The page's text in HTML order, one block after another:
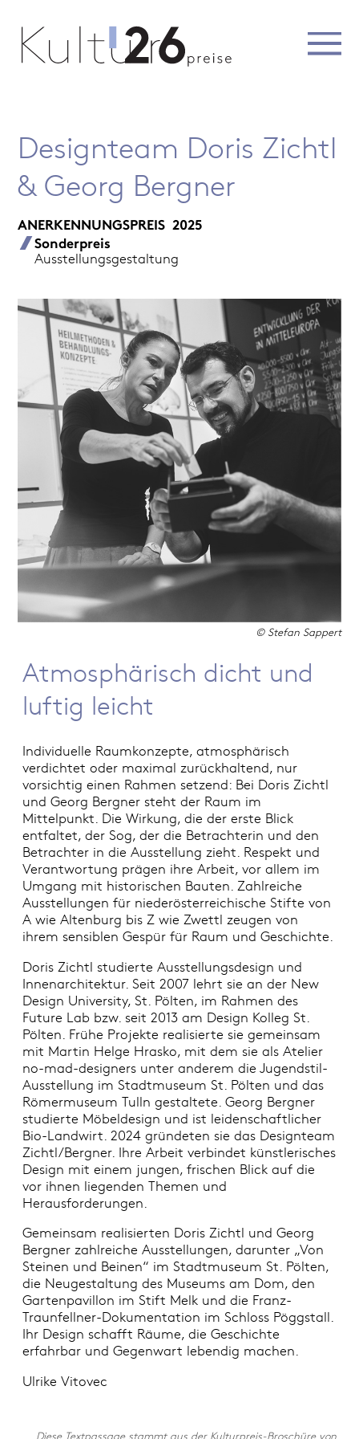
Designteam Doris Zichtl
& Georg Bergner
ANERKENNUNGSPREIS 2025
Sonderpreis
Ausstellungsgestaltung
© Stefan Sappert
Atmosphärisch dicht und
luftig leicht
Individuelle Raumkonzepte, atmosphärisch
verdichtet oder maximal zurückhaltend, nur
vorsichtig einen Rahmen setzend: Bei Doris Zichtl
und Georg Bergner steht der Raum im
Mittelpunkt. Die Wirkung, die der erste Blick
entfaltet, der Sog, der die Betrachterin und den
Betrachter in die Ausstellung zieht. Respekt und
Verantwortung prägen ihre Arbeit, vor allem im
Umgang mit historischen Bauten. Zahlreiche
Ausstellungen für niederösterreichische Stifte von
A wie Altenburg bis Z wie Zwettl zeugen von
ihrem sensiblen Gespür für Raum und Geschichte.
Doris Zichtl studierte Ausstellungsdesign und
Innenarchitektur. Seit 2007 lehrt sie an der New
Design University, St. Pölten, im Rahmen des
Future Lab bzw. seit 2013 am Design Kolleg St.
Pölten. Frühe Projekte realisierte sie gemeinsam
mit Martin Helge Hrasko, mit dem sie als Atelier
no-mad-designers unter anderem die Jugendstil-
Ausstellung im Stadtmuseum St. Pölten und das
Römermuseum Tulln gestaltete. Georg Bergner
studierte Möbeldesign und ist leidenschaftlicher
Bio-Landwirt. 2024 gründeten sie das Designteam
Zichtl/Bergner. Ihre Arbeit verbindet künstlerisches
Design mit einem jungen, frischen Blick auf die
vor ihnen liegenden Themen und
Herausforderungen.
Gemeinsam realisierten Doris Zichtl und Georg
Bergner zahlreiche Ausstellungen, darunter „Von
Steinen und Beinen“ im Stadtmuseum St. Pölten,
die Neugestaltung des Museums am Dom, den
Gartenpavillon im Stift Melk und die Franz-
Traunfellner-Dokumentation im Schloss Pöggstall.
Ihr Design schafft Räume, die Geschichte
erfahrbar und Gegenwart lebendig machen.
Ulrike Vitovec
Diese Textpassage stammt aus der Kulturpreis-Broschüre von